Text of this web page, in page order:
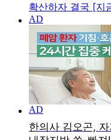
확산하자 결국 [지